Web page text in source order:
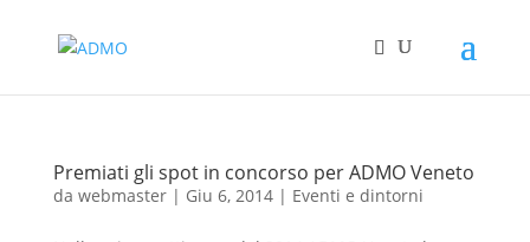
Premiati gli spot in concorso per ADMO Veneto
da webmaster| Giu 6, 2014| Eventi e dintorni